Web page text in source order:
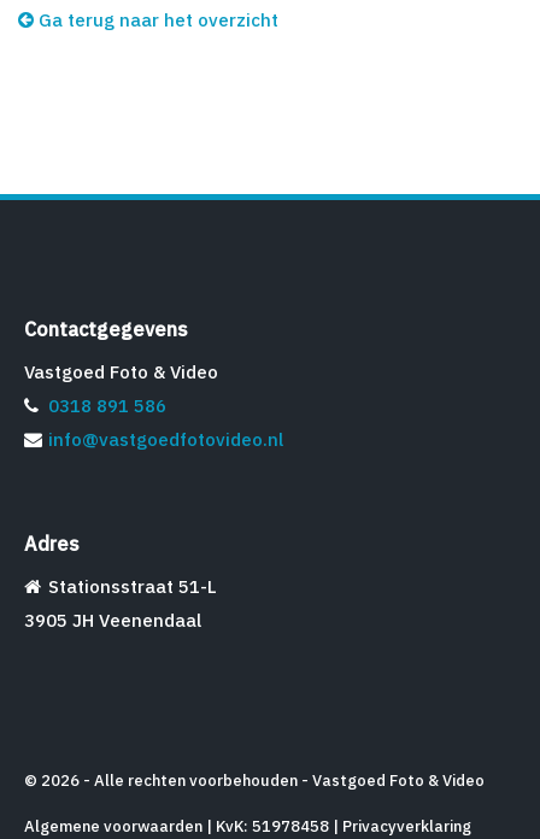
Ga terug naar het overzicht
Contactgegevens
Vastgoed Foto & Video
0318 891 586
info@vastgoedfotovideo.nl
Adres
Stationsstraat 51-L
3905 JH Veenendaal
© 2026 - Alle rechten voorbehouden - Vastgoed Foto & Video
Algemene voorwaarden | KvK: 51978458 | Privacyverklaring